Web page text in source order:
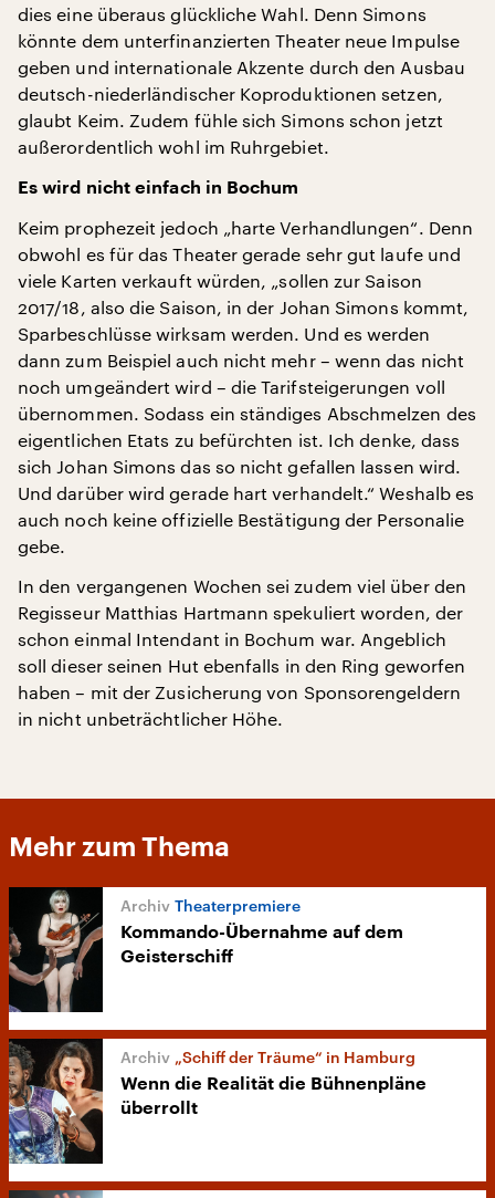
dies eine überaus glückliche Wahl. Denn Simons
könnte dem unterfinanzierten Theater neue Impulse
geben und internationale Akzente durch den Ausbau
deutsch-niederländischer Koproduktionen setzen,
glaubt Keim. Zudem fühle sich Simons schon jetzt
außerordentlich wohl im Ruhrgebiet.
Es wird nicht einfach in Bochum
Keim prophezeit jedoch „harte Verhandlungen“. Denn
obwohl es für das Theater gerade sehr gut laufe und
viele Karten verkauft würden, „sollen zur Saison
2017/18, also die Saison, in der Johan Simons kommt,
Sparbeschlüsse wirksam werden. Und es werden
dann zum Beispiel auch nicht mehr – wenn das nicht
noch umgeändert wird – die Tarifsteigerungen voll
übernommen. Sodass ein ständiges Abschmelzen des
eigentlichen Etats zu befürchten ist. Ich denke, dass
sich Johan Simons das so nicht gefallen lassen wird.
Und darüber wird gerade hart verhandelt.“ Weshalb es
auch noch keine offizielle Bestätigung der Personalie
gebe.
In den vergangenen Wochen sei zudem viel über den
Regisseur Matthias Hartmann spekuliert worden, der
schon einmal Intendant in Bochum war. Angeblich
soll dieser seinen Hut ebenfalls in den Ring geworfen
haben – mit der Zusicherung von Sponsorengeldern
in nicht unbeträchtlicher Höhe.
Mehr zum Thema
Theaterpremiere
Kommando-Übernahme auf dem
Geisterschiff
„Schiff der Träume“ in Hamburg
Wenn die Realität die Bühnenpläne
überrollt